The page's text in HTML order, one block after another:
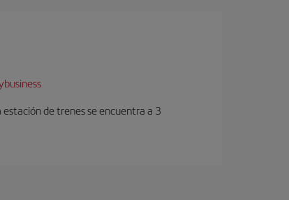
de trenes se encuentra a 3